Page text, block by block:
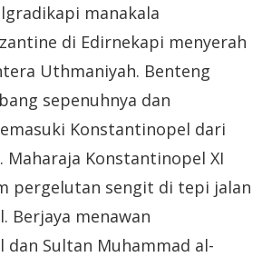
manakala
di Edirnekapi menyerah
Uthmaniyah. Benteng
sepenuhnya dan
Konstantinopel dari
Maharaja Konstantinopel XI
pergelutan sengit di tepi jalan
Berjaya menawan
dan Sultan Muhammad al-